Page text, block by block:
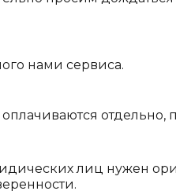
нами сервиса.
отдельно,
лиц нужен